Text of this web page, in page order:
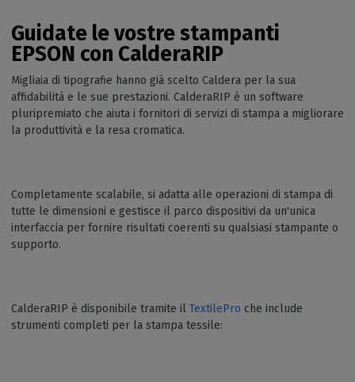
Guidate le vostre stampanti
EPSON con CalderaRIP
Migliaia di tipografie hanno già scelto Caldera per la sua
affidabilità e le sue prestazioni. CalderaRIP è un software
pluripremiato che aiuta i fornitori di servizi di stampa a migliorare
la produttività e la resa cromatica.
Completamente scalabile, si adatta alle operazioni di stampa di
tutte le dimensioni e gestisce il parco dispositivi da un'unica
interfaccia per fornire risultati coerenti su qualsiasi stampante o
supporto.
CalderaRIP è disponibile tramite il TextilePro che include
strumenti completi per la stampa tessile: